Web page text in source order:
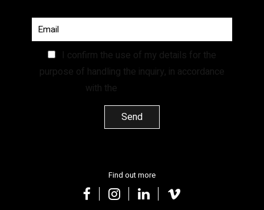
I confirm the use of my details for the
purpose of handling the inquiry, in accordance
with the
Find out more
facebookinstagramlinkedin